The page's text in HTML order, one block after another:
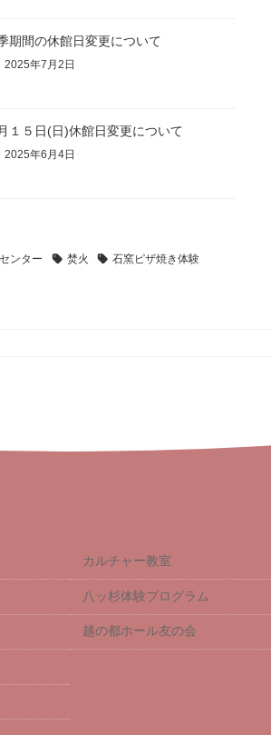
期間の休館日変更について
2025年7月2日
１５日(日)休館日変更について
2025年6月4日
ンター 焚火
石窯ピザ焼き体験
カルチャー教室
八ッ杉体験プログラム
越の都ホール友の会